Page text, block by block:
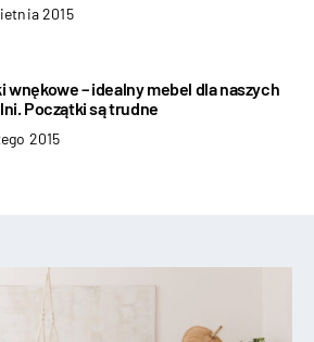
2015
wnękowe – idealny mebel dla naszych
Początki są trudne
2015